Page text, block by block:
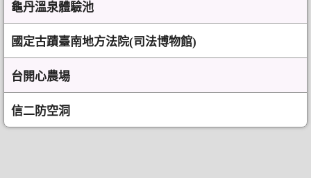
龜丹溫泉體驗池
國定古蹟臺南地方法院(司法博物館)
台開心農場
信二防空洞